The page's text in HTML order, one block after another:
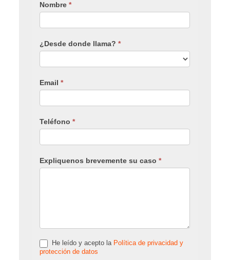
Nombre*
¿Desde donde llama?*
Email*
Teléfono*
Expliquenos brevemente su caso*
He leído y acepto la Política de privacidad y
protección de datos